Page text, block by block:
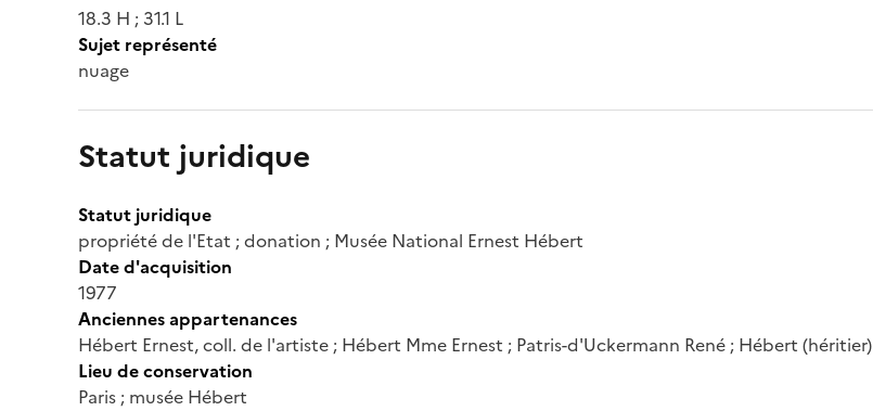
18.3 H ; 31.1 L
Sujet représenté
nuage
Statut juridique
Statut juridique
propriété de l'Etat ; donation ; Musée National Ernest Hébert
Date d'acquisition
1977
Anciennes appartenances
Hébert Ernest, coll. de l'artiste ; Hébert Mme Ernest ; Patris-d'Uckermann René ; Hébert (héritier)
Lieu de conservation
Paris ; musée Hébert